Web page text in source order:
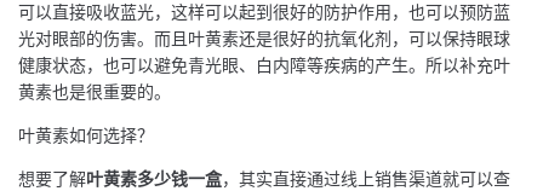
可以直接吸收蓝光，这样可以起到很好的防护作用，也可以预防蓝
光对眼部的伤害。而且叶黄素还是很好的抗氧化剂，可以保持眼球
健康状态，也可以避免青光眼、白内障等疾病的产生。所以补充叶
黄素也是很重要的。
叶黄素如何选择？
想要了解叶黄素多少钱一盒，其实直接通过线上销售渠道就可以查